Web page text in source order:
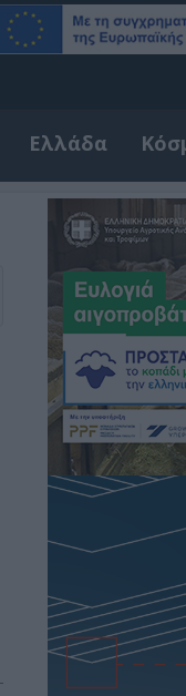
Ελλάδα